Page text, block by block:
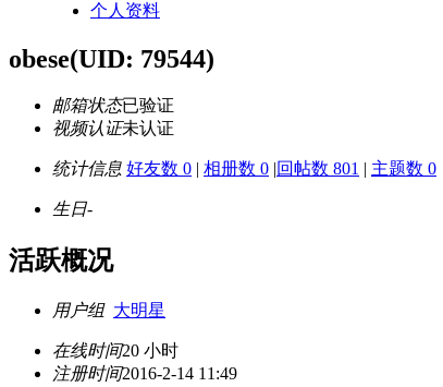
个人资料
obese(UID: 79544)
邮箱状态已验证
视频认证未认证
统计信息 好友数 0 | 相册数 0 |回帖数 801 | 主题数 0
生日-
活跃概况
用户组 大明星
在线时间20 小时
注册时间2016-2-14 11:49